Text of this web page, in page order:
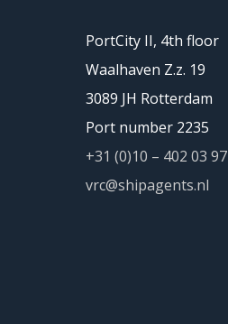
PortCity II, 4th floor
Waalhaven Z.z. 19
3089 JH Rotterdam
Port number 2235
+31 (0)10 – 402 03 97
vrc@shipagents.nl